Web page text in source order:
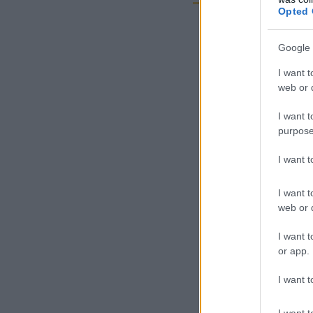
Opted
Google
I want
web or
I want
I want
I want
web or
I want
or app.
I want